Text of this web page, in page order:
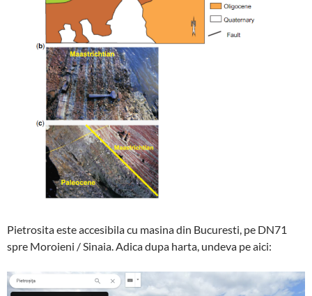
Pietrosita este accesibila cu masina din Bucuresti, pe DN71
spre Moroieni / Sinaia. Adica dupa harta, undeva pe aici: